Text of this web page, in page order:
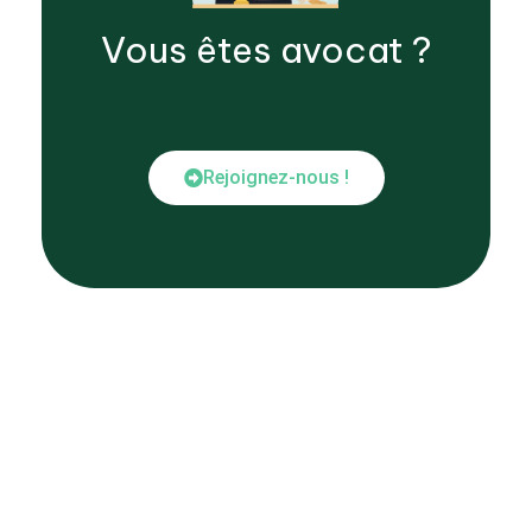
Vous êtes avocat ?
Rejoignez-nous !